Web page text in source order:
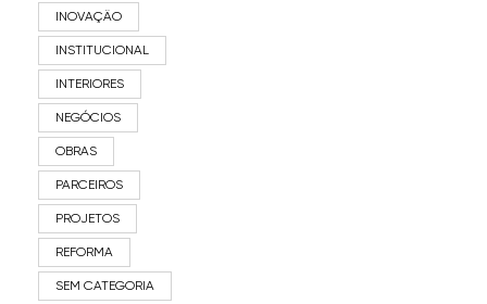
INOVAÇÃO
INSTITUCIONAL
INTERIORES
NEGÓCIOS
OBRAS
PARCEIROS
PROJETOS
REFORMA
SEM CATEGORIA